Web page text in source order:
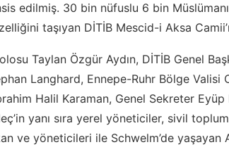
edilmiş. 30 bin nüfuslu 6 bin
taşıyan DİTİB Mescid-i Aksa
Taylan Özgür Aydın, DİTİB Genel
Langhard, Ennepe-Ruhr Bölge Valisi
Halil Karaman, Genel Sekreter
yanı sıra yerel yöneticiler, sivil
ve yöneticileri ile Schwelm’de yaşayan